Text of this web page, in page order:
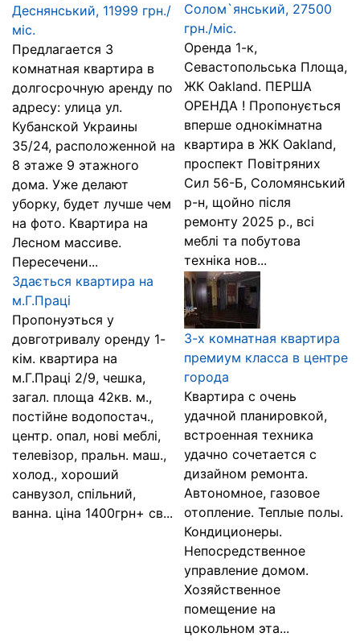
Деснянський, 11999 грн./
міс.
Предлагается 3
комнатная квартира в
долгосрочную аренду по
адресу: улица ул.
Кубанской Украины
35/24, расположенной на
8 этаже 9 этажного
дома. Уже делают
уборку, будет лучше чем
на фото. Квартира на
Лесном массиве.
Пересечени...
Солом`янський, 27500
грн./міс.
Оренда 1-к,
Севастопольська Площа,
ЖК Oakland. ПЕРША
ОРЕНДА ! Пропонується
вперше однокімнатна
квартира в ЖК Oakland,
проспект Повітряних
Сил 56-Б, Соломянський
р-н, щойно після
ремонту 2025 р., всі
меблі та побутова
техніка нов...
Здається квартира на
м.Г.Праці
Пропонуэться у
довготривалу оренду 1-
кім. квартира на
м.Г.Праці 2/9, чешка,
загал. площа 42кв. м.,
постійне водопостач.,
центр. опал, нові меблі,
телевізор, пральн. маш.,
холод., хороший
санвузол, спільний,
ванна. ціна 1400грн+ св...
3-х комнатная квартира
премиум класса в центре
города
Квартира с очень
удачной планировкой,
встроенная техника
удачно сочетается с
дизайном ремонта.
Автономное, газовое
отопление. Теплые полы.
Кондиционеры.
Непосредственное
управление домом.
Хозяйственное
помещение на
цокольном эта...